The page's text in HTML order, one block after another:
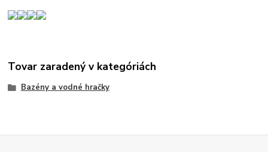
Tovar zaradený v kategóriách
Bazény a vodné hračky